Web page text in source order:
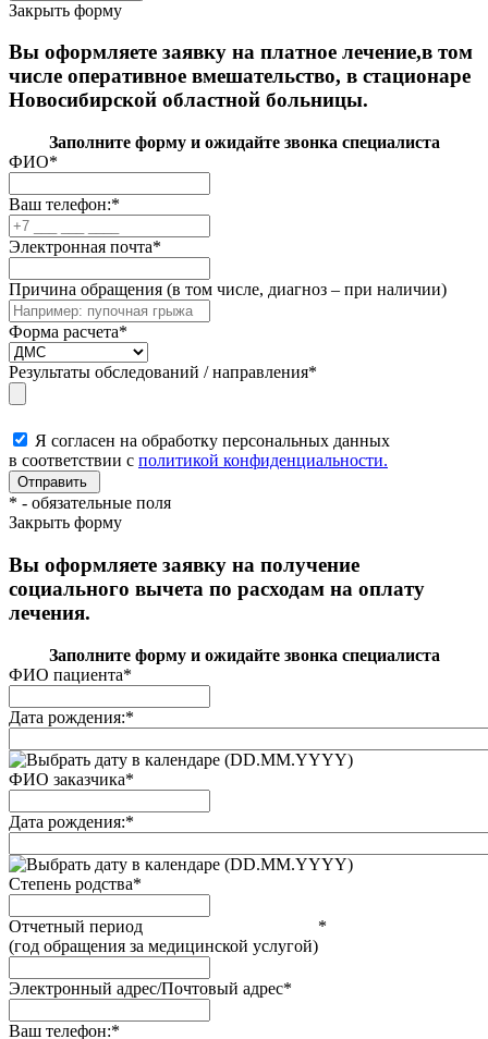
Закрыть форму
Вы оформляете заявку на платное лечение,в том
числе оперативное вмешательство, в стационаре
Новосибирской областной больницы.
Заполните форму и ожидайте звонка специалиста
ФИО*
Ваш телефон:*
Электронная почта*
Причина обращения (в том числе, диагноз – при наличии)
Форма расчета*
Результаты обследований / направления*
Я согласен на обработку персональных данных
в соответствии с политикой конфиденциальности.
* - обязательные поля
Закрыть форму
Вы оформляете заявку на получение
социального вычета по расходам на оплату
лечения.
Заполните форму и ожидайте звонка специалиста
ФИО пациента*
Дата рождения:*
(DD.MM.YYYY)
ФИО заказчика*
Дата рождения:*
(DD.MM.YYYY)
Степень родства*
Отчетный период
(год обращения за медицинской услугой)
*
Электронный адрес/Почтовый адрес*
Ваш телефон:*